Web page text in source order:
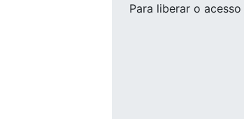
Para liberar o acesso